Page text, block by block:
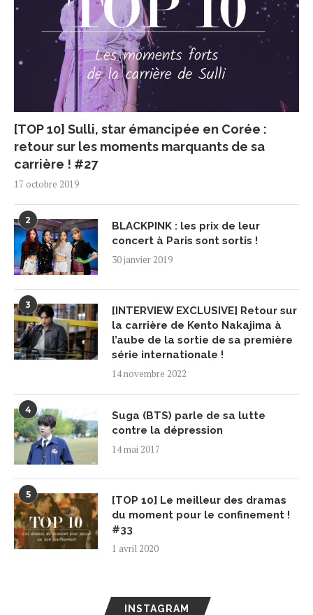
[TOP 10] Sulli, star émancipée en Corée :
retour sur les moments marquants de sa
carrière ! #27
17 octobre 2019
2
BLACKPINK : les prix de leur
concert à Paris sont sortis !
30 janvier 2019
3
[INTERVIEW EXCLUSIVE] Retour sur
la carrière de Kento Nakajima à
l’aube de la sortie de sa première
série internationale !
14 novembre 2022
4
Suga (BTS) parle de sa lutte
contre la dépression
14 mai 2017
5
[TOP 10] Le meilleur des dramas
du moment pour le confinement !
#33
1 avril 2020
INSTAGRAM